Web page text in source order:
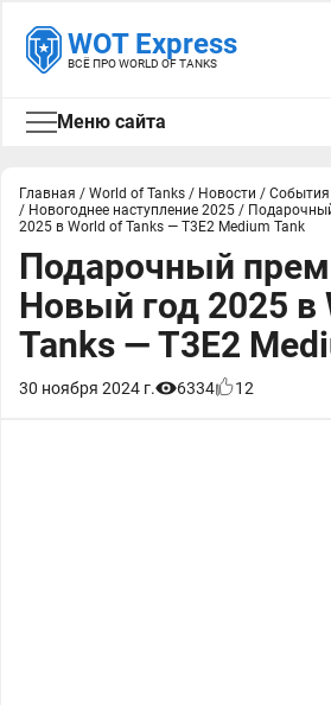
WOT Express
ВСЁ ПРО WORLD OF TANKS
Меню сайта
Главная / World of Tanks / Новости / События
/ Новогоднее наступление 2025 /
2025 в World of Tanks — T3E2 Medium Tank
Подарочный прем
Новый год 2025 в
Tanks — T3E2
30 ноября 2024 г. 6334 12